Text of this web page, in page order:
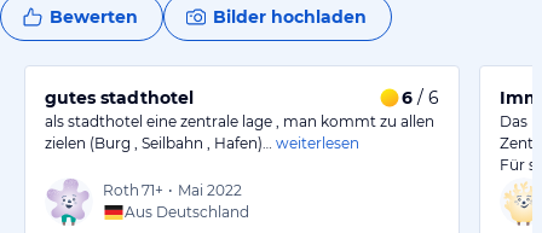
Bewerten Bilder hochladen
gutes stadthotel 6 / 6
als stadthotel eine zentrale lage , man kommt zu allen
zielen (Burg , Seilbahn , Hafen)…
weiterlesen
Roth 71+ • Mai 2022
Aus Deutschland
Das
Für